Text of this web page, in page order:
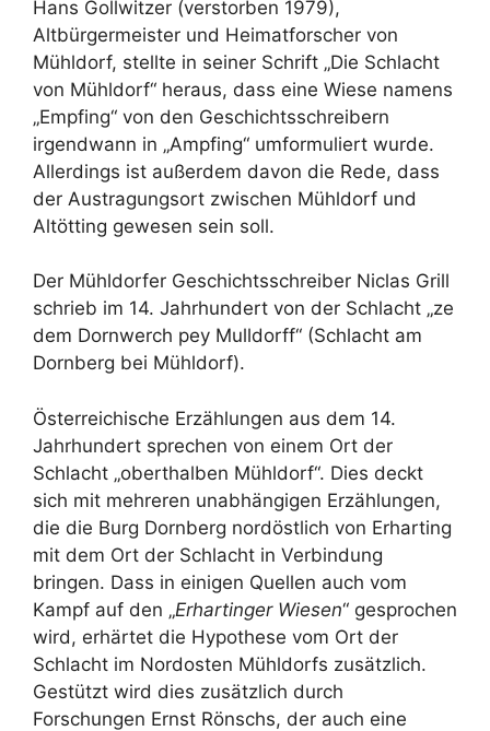
Hans Gollwitzer (verstorben 1979),
Altbürgermeister und Heimatforscher von
Mühldorf, stellte in seiner Schrift „Die Schlacht
von Mühldorf“ heraus, dass eine Wiese namens
„Empfing“ von den Geschichtsschreibern
irgendwann in „Ampfing“ umformuliert wurde.
Allerdings ist außerdem davon die Rede, dass
der Austragungsort zwischen Mühldorf und
Altötting gewesen sein soll.
Der Mühldorfer Geschichtsschreiber Niclas Grill
schrieb im 14. Jahrhundert von der Schlacht „ze
dem Dornwerch pey Mulldorff“ (Schlacht am
Dornberg bei Mühldorf).
Österreichische Erzählungen aus dem 14.
Jahrhundert sprechen von einem Ort der
Schlacht „oberthalben Mühldorf“. Dies deckt
sich mit mehreren unabhängigen Erzählungen,
die die Burg Dornberg nordöstlich von Erharting
mit dem Ort der Schlacht in Verbindung
bringen. Dass in einigen Quellen auch vom
Kampf auf den „Erhartinger Wiesen“ gesprochen
wird, erhärtet die Hypothese vom Ort der
Schlacht im Nordosten Mühldorfs zusätzlich.
Gestützt wird dies zusätzlich durch
Forschungen Ernst Rönschs, der auch eine